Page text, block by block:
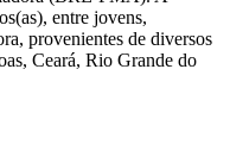
entre jovens,
provenientes de diversos
Ceará, Rio Grande do